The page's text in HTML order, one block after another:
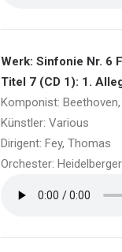
Werk: Sinfonie Nr. 6
Titel 7 (CD 1): 1.
Komponist:
Künstler: Various
Dirigent: Fey, Thomas
Orchester: